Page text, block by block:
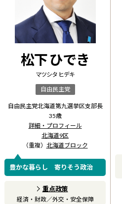
松下 ひでき
マツシタ ヒデキ
自由民主党
自由民主党北海道第九選挙区支部長
35歳
詳細・プロフィール
北海道9区
（重複） 北海道ブロック
豊かな暮らし 寄りそう政治
重点政策
経済・財政／外交・安全保障